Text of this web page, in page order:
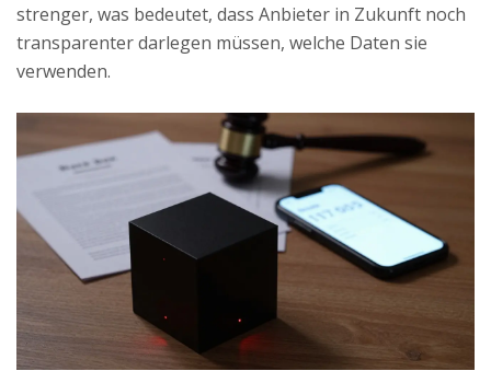
strenger, was bedeutet, dass Anbieter in Zukunft noch
transparenter darlegen müssen, welche Daten sie
verwenden.